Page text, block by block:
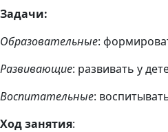
Задачи:
Образовательные:
Развивающие: развивать у
Воспитательные:
Ход занятия: